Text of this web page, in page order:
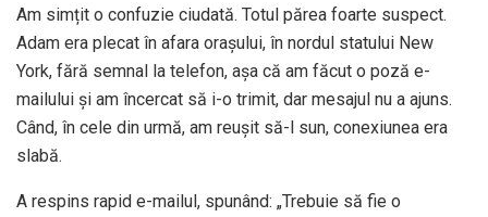
Am simțit o confuzie ciudată. Totul părea foarte suspect.
Adam era plecat în afara orașului, în nordul statului New
York, fără semnal la telefon, așa că am făcut o poză e-
mailului și am încercat să i-o trimit, dar mesajul nu a ajuns.
Când, în cele din urmă, am reușit să-l sun, conexiunea era
slabă.
A respins rapid e-mailul, spunând: „Trebuie să fie o